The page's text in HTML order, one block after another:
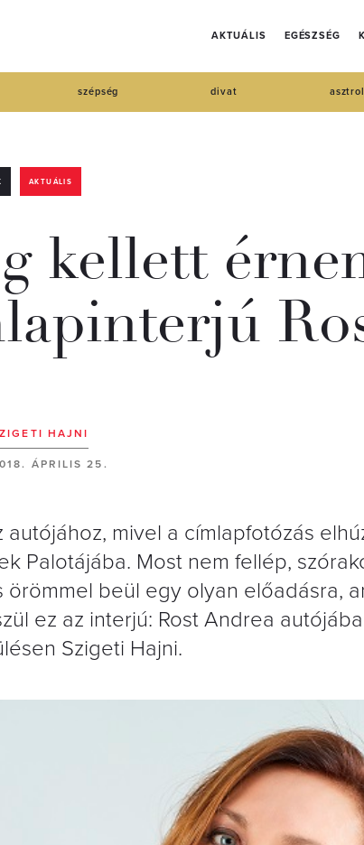
AKTUÁLIS EGÉSZSÉG
szépség divat
AKTUÁLIS
kellett
HAJNI
ÁPRILIS 25.
autójához, mivel a címlapfotózás
Palotájába. Most nem fellép,
örömmel beül egy olyan előadásra,
ez az interjú: Rost Andrea
Szigeti Hajni.